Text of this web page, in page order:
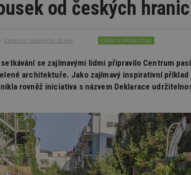
od českých hranic
Centrum pasivního domu ESTAV DOPORUČUJE
se zajímavými lidmi připravilo Centrum
architektuře. Jako zajímavý inspirativní příklad
rovněž iniciativa s názvem Deklarace